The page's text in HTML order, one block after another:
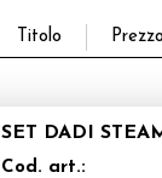
SET DADI
Cod. art.: